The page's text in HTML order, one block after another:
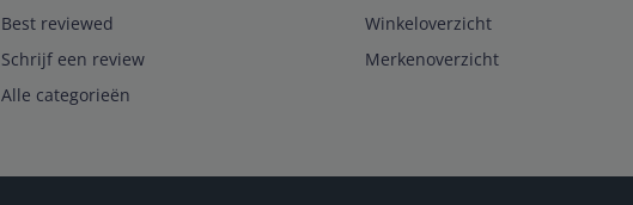
Best reviewed
Schrijf een review
Alle categorieën
Winkeloverzicht
Merkenoverzicht